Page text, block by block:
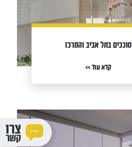
סוככים בתל אביב והמרכז
קרא עוד >>